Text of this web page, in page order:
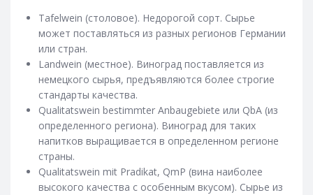
Tafelwein (столовое). Недорогой сорт. Сырье
может поставляться из разных регионов Германии
или стран.
Landwein (местное). Виноград поставляется из
немецкого сырья, предъявляются более строгие
стандарты качества.
Qualitatswein bestimmter Anbaugebiete или QbA (из
определенного региона). Виноград для таких
напитков выращивается в определенном регионе
страны.
Qualitatswein mit Pradikat, QmP (вина наиболее
высокого качества с особенным вкусом). Сырье из